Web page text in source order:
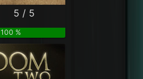
5 / 5
100 %